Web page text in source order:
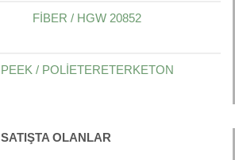
FİBER / HGW 20852
PEEK / POLİETERETERKETON
SATIŞTA OLANLAR